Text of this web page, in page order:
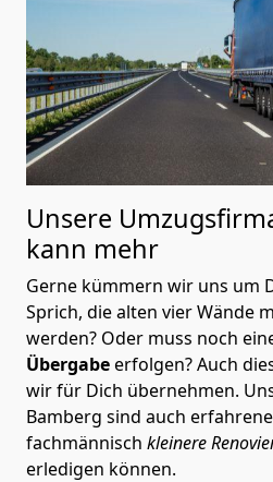
Unsere
kann mehr
Gerne kümmern wir uns um
Sprich, die alten vier Wände
werden? Oder muss noch
Übergabeerfolgen? Auch
wir für Dich übernehmen.
Bamberg sind auch
fachmännisch kleinere
erledigen können.